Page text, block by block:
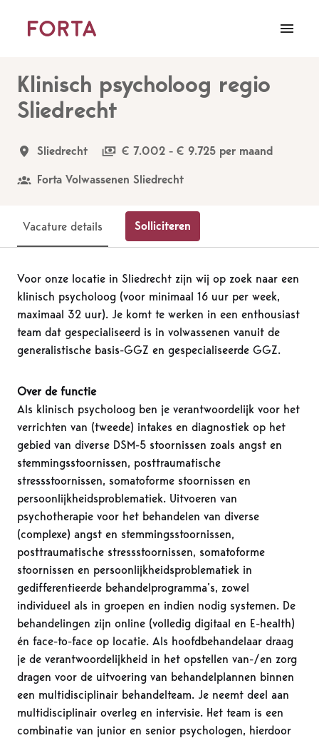
Homepagina
Klinisch psycholoog regio
Sliedrecht
Sliedrecht € 7.002 - € 9.725 per maand
Forta Volwassenen Sliedrecht
Vacature details Solliciteren
Voor onze locatie in Sliedrecht zijn wij op zoek naar een
klinisch psycholoog (voor minimaal 16 uur per week,
maximaal 32 uur). Je komt te werken in een enthousiast
team dat gespecialiseerd is in volwassenen vanuit de
generalistische basis-GGZ en gespecialiseerde GGZ.
Over de functie
Als klinisch psycholoog ben je verantwoordelijk voor het
verrichten van (tweede) intakes en diagnostiek op het
gebied van diverse DSM-5 stoornissen zoals angst en
stemmingsstoornissen, posttraumatische
stressstoornissen, somatoforme stoornissen en
persoonlijkheidsproblematiek. Uitvoeren van
psychotherapie voor het behandelen van diverse
(complexe) angst en stemmingsstoornissen,
posttraumatische stressstoornissen, somatoforme
stoornissen en persoonlijkheidsproblematiek in
gedifferentieerde behandelprogramma’s, zowel
individueel als in groepen en indien nodig systemen. De
behandelingen zijn online (volledig digitaal en E-health)
én face-to-face op locatie. Als hoofdbehandelaar draag
je de verantwoordelijkheid in het opstellen van-/en zorg
dragen voor de uitvoering van behandelplannen binnen
een multidisciplinair behandelteam. Je neemt deel aan
multidisciplinair overleg en intervisie. Het team is een
combinatie van junior en senior psychologen, hierdoor